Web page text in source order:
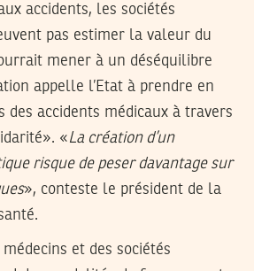
accidents, les sociétés
pas estimer la valeur du
mener à un déséquilibre
appelle l’Etat à prendre en
des accidents médicaux à travers
«La création d’un
risque de peser davantage sur
», conteste le président de la
médecins et des sociétés